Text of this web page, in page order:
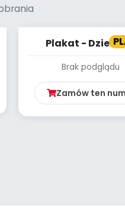
Plakat - Dzień
Brak podglądu
Zamów ten